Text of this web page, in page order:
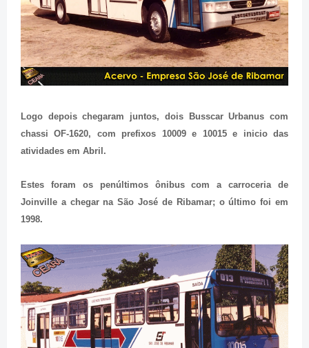
Logo depois chegaram juntos, dois Busscar Urbanus com
chassi OF-1620, com prefixos 10009 e 10015 e inicio das
atividades em Abril.
Estes foram os penúltimos ônibus com a carroceria de
Joinville a chegar na São José de Ribamar; o último foi em
1998.